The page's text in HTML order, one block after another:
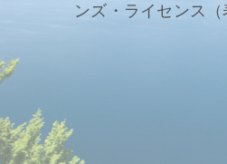
ンズ・ライセンス（